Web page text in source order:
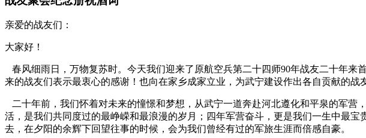
亲爱的战友们：
大家好！
春风细雨日，万物复苏时。今天我们迎来了原航空兵第二十四师90年战友二十年
来的战友们表示最衷心的感谢！也向在家乡成家立业，为武宁建设作出各自贡献的战
二十年前，我们怀着对未来的憧憬和梦想，从武宁一道奔赴河北遵化和平泉的军营
活，是我们共同度过的最峥嵘和最浪漫的岁月；四年军营奋斗，更是我们一生中最
去，在夕阳的余辉下回望往事的时候，会为我们曾经有过的军旅生涯而倍感自豪。